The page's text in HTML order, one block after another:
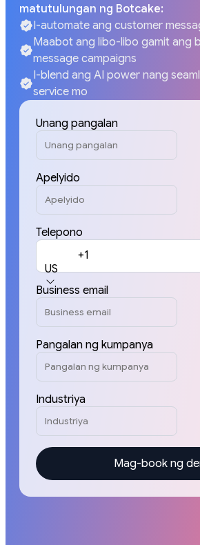
matutulungan ng Botcake:
I-automate ang customer
Maabot ang libo-libo gamit ang
message campaigns
I-blend ang AI power nang
service mo
Unang pangalan
Apelyido
Telepono
US
+1
Business email
Pangalan ng kumpanya
Industriya
Mag-book ng